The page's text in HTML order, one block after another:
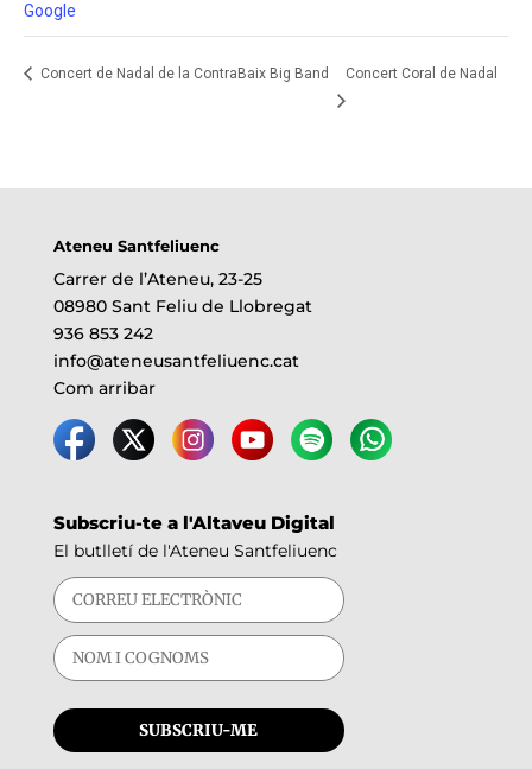
Google
Concert de Nadal de la ContraBaix Big Band Concert Coral de Nadal
Ateneu Santfeliuenc
Carrer de l’Ateneu, 23-25
08980 Sant Feliu de Llobregat
936 853 242
info@ateneusantfeliuenc.cat
Com arribar
Subscriu-te a l'Altaveu Digital
El butlletí de l'Ateneu Santfeliuenc